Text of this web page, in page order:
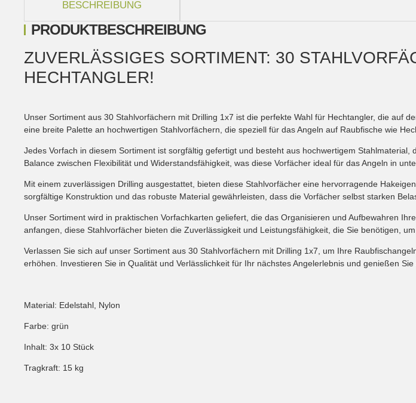
BESCHREIBUNG
PRODUKTBESCHREIBUNG
ZUVERLÄSSIGES SORTIMENT: 30
HECHTANGLER!
Unser Sortiment aus 30 Stahlvorfächern mit Drilling 1x7 ist die perfekte Wahl für Hechtangler, die auf
eine breite Palette an hochwertigen Stahlvorfächern, die speziell für das Angeln auf Raubfische wie
Jedes Vorfach in diesem Sortiment ist sorgfältig gefertigt und besteht aus hochwertigem
Balance zwischen Flexibilität und Widerstandsfähigkeit, was diese Vorfächer ideal für das Angeln in
Mit einem zuverlässigen Drilling ausgestattet, bieten diese Stahlvorfächer eine hervorragende
sorgfältige Konstruktion und das robuste Material gewährleisten, dass die Vorfächer selbst starken
Unser Sortiment wird in praktischen Vorfachkarten geliefert, die das Organisieren und Aufbewahren
anfangen, diese Stahlvorfächer bieten die Zuverlässigkeit und Leistungsfähigkeit, die Sie benötigen,
Verlassen Sie sich auf unser Sortiment aus 30 Stahlvorfächern mit Drilling 1x7, um Ihre
erhöhen. Investieren Sie in Qualität und Verlässlichkeit für Ihr nächstes Angelerlebnis und genießen
Material: Edelstahl, Nylon
Farbe: grün
Inhalt: 3x 10 Stück
Tragkraft: 15 kg